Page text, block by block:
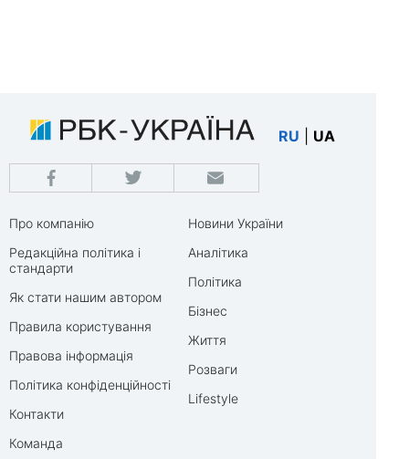
RU UA
Про компанію
Редакційна політика і
стандарти
Як стати нашим автором
Правила користування
Правова інформація
Політика конфіденційності
Контакти
Команда
Новини України
Аналітика
Політика
Бізнес
Життя
Розваги
Lifestyle